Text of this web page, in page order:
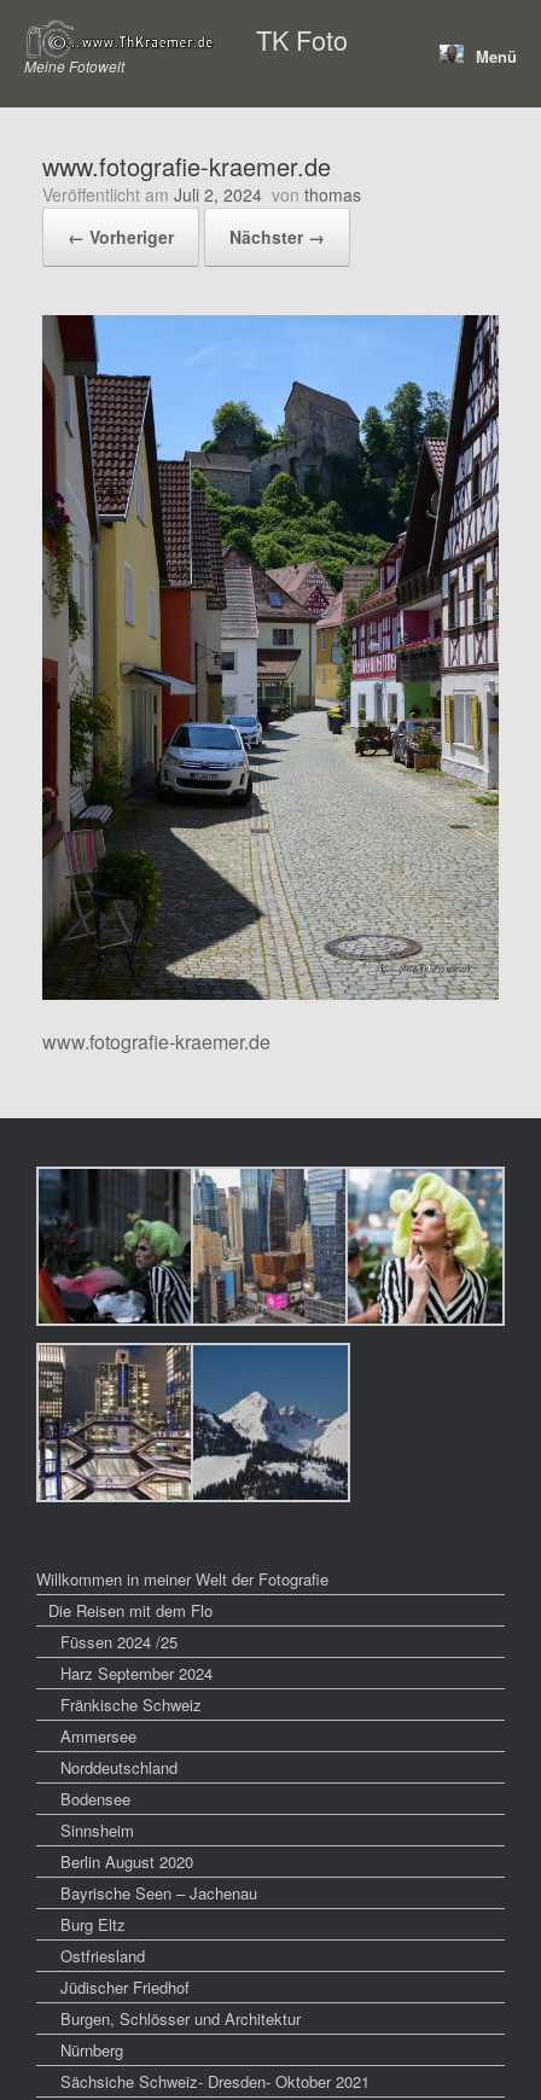
Inhalt
springen
TK Foto
Meine Fotowelt Menü
www.fotografie-kraemer.de
Veröffentlicht am Juli 2, 2024 von thomas
← Vorheriger
Nächster →
www.fotografie-kraemer.de
Willkommen in meiner Welt der Fotografie
Die Reisen mit dem Flo
Füssen 2024 /25
Harz September 2024
Fränkische Schweiz
Ammersee
Norddeutschland
Bodensee
Sinnsheim
Berlin August 2020
Bayrische Seen – Jachenau
Burg Eltz
Ostfriesland
Jüdischer Friedhof
Burgen, Schlösser und Architektur
Nürnberg
Sächsiche Schweiz- Dresden- Oktober 2021